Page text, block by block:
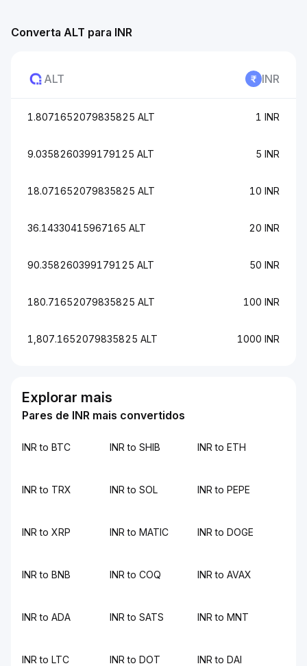
Converta ALT para INR
ALT INR
1.8071652079835825 ALT 1 INR
9.0358260399179125 ALT 5 INR
18.071652079835825 ALT 10 INR
36.14330415967165 ALT 20 INR
90.358260399179125 ALT 50 INR
180.71652079835825 ALT 100 INR
1,807.1652079835825 ALT 1000 INR
Explorar mais
Pares de INR mais convertidos
INR to BTC INR to SHIB INR to ETH
INR to TRX INR to SOL INR to PEPE
INR to XRP INR to MATIC INR to DOGE
INR to BNB INR to COQ INR to AVAX
INR to ADA INR to SATS INR to MNT
INR to LTC INR to DOT INR to DAI